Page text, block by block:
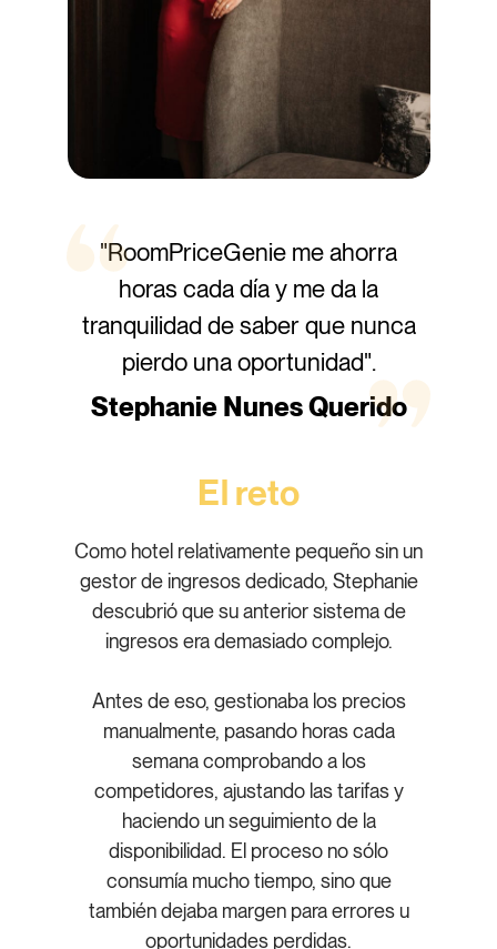
"RoomPriceGenie me ahorra
horas cada día y me da la
tranquilidad de saber que nunca
pierdo una oportunidad".
Stephanie Nunes Querido
El reto
Como hotel relativamente pequeño sin un
gestor de ingresos dedicado, Stephanie
descubrió que su anterior sistema de
ingresos era demasiado complejo.
Antes de eso, gestionaba los precios
manualmente, pasando horas cada
semana comprobando a los
competidores, ajustando las tarifas y
haciendo un seguimiento de la
disponibilidad. El proceso no sólo
consumía mucho tiempo, sino que
también dejaba margen para errores u
oportunidades perdidas.